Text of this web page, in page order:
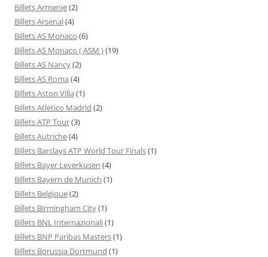
Billets Armenie(2)
Billets Arsenal(4)
Billets AS Monaco (6)
Billets AS Monaco ( ASM )(19)
Billets AS Nancy(2)
Billets AS Roma (4)
Billets Aston Villa (1)
Billets Atletico Madrid (2)
Billets ATP Tour(3)
Billets Autriche(4)
Billets Barclays ATP World Tour Finals(1)
Billets Bayer Leverkusen (4)
Billets Bayern de Munich (1)
Billets Belgique(2)
Billets Birmingham City(1)
Billets BNL Internazionali(1)
Billets BNP Paribas Masters(1)
Billets Borussia Dortmund (1)